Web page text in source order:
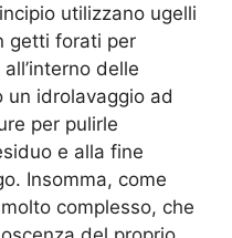
utilizzano ugelli
getti forati per
delle
idrolavaggio ad
per pulirle
e alla fine
Insomma, come
complesso, che